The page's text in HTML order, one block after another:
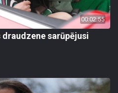
00:02:55
sarūpējusi